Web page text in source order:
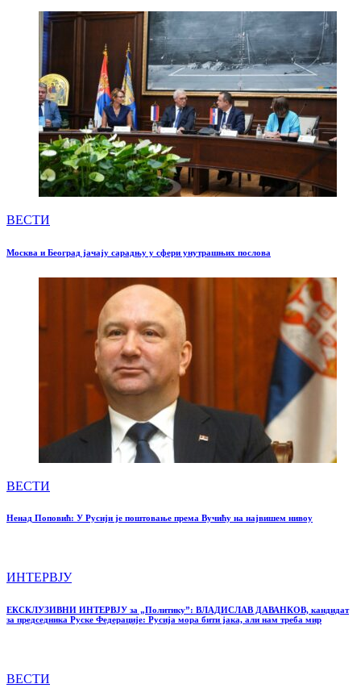
ВЕСТИ
Москва и Београд јачају сарадњу у сфери унутрашњих послова
ВЕСТИ
Ненад Поповић: У Русији је поштовање према Вучићу на највишем нивоу
ИНТЕРВЈУ
ЕКСКЛУЗИВНИ ИНТЕРВЈУ за „Политику”: ВЛАДИСЛАВ ДАВАНКОВ, кандидат
за председника Руске Федерације: Русија мора бити јака, али нам треба мир
ВЕСТИ